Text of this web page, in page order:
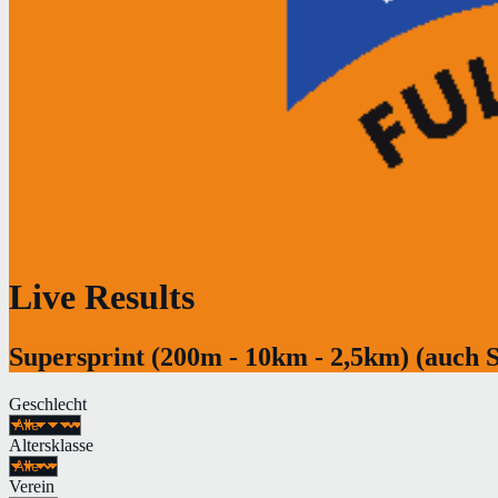
Live Results
Supersprint (200m - 10km - 2,5km) (auch
Geschlecht
Altersklasse
Verein